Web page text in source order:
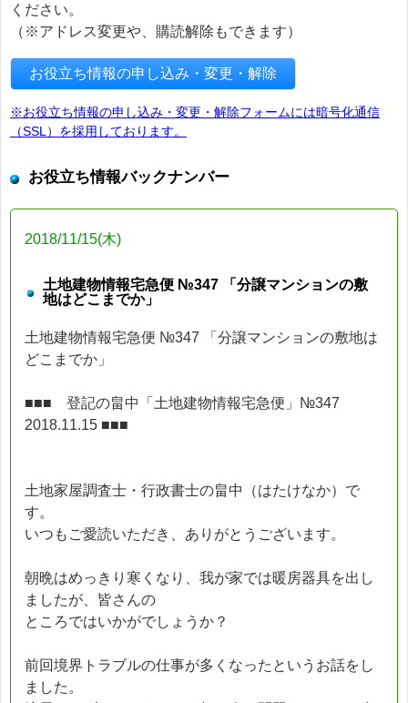
ください。
（※アドレス変更や、購読解除もできます）
お役立ち情報の申し込み・変更・解除
※お役立ち情報の申し込み・変更・解除フォームには暗号化通信
（SSL）を採用しております。
お役立ち情報バックナンバー
2018/11/15(木)
土地建物情報宅急便 №347 「分譲マンションの敷
地はどこまでか」
土地建物情報宅急便 №347 「分譲マンションの敷地は
どこまでか」
■■■ 登記の畠中「土地建物情報宅急便」№347
2018.11.15 ■■■
土地家屋調査士・行政書士の畠中（はたけなか）で
す。
いつもご愛読いただき、ありがとうございます。
朝晩はめっきり寒くなり、我が家では暖房器具を出し
ましたが、皆さんの
ところではいかがでしょうか？
前回境界トラブルの仕事が多くなったというお話をし
ました。